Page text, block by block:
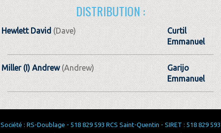
DISTRIBUTION :
Hewlett David (Dave)
Curtil
Emmanuel
Miller (I) Andrew(Andrew)
Garijo
Emmanuel
Société : RS-Doublage - 518 829 593 RCS Saint-Quentin - SIRET : 518 829 593